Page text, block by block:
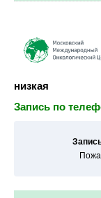
низкая
Запись по